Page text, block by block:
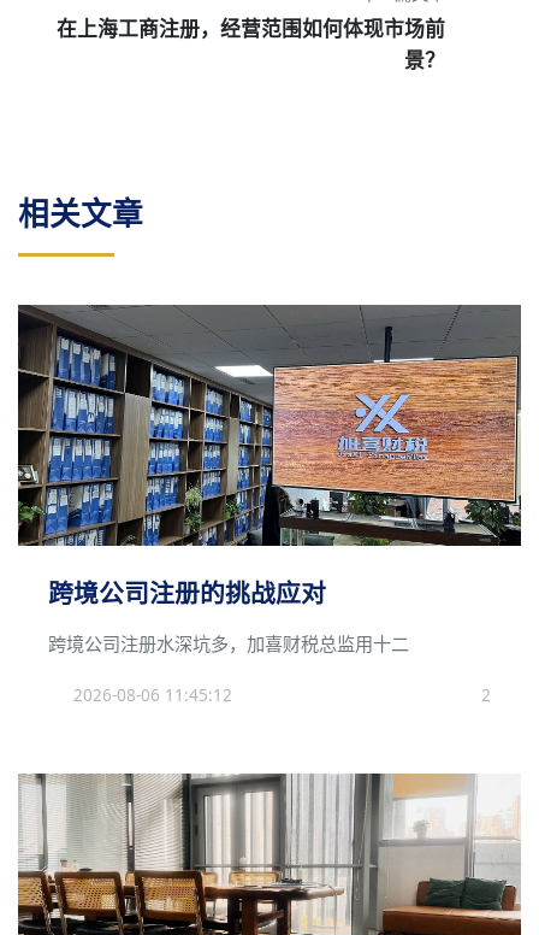
在上海工商注册，经营范围如何体现市场前
景？
相关文章
跨境公司注册的挑战应对
跨境公司注册水深坑多，加喜财税总监用十二
2026-08-06 11:45:12 2